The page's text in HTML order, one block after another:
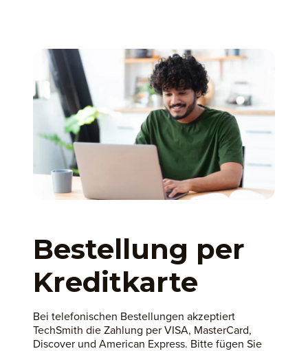
Bestellung per
Kreditkarte
Bei telefonischen Bestellungen akzeptiert
TechSmith die Zahlung per VISA, MasterCard,
Discover und American Express. Bitte fügen Sie